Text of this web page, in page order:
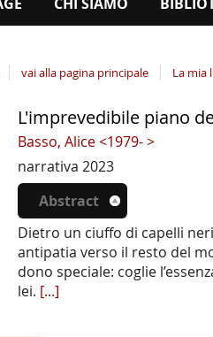
vai alla pagina principale La mia
L'imprevedibile piano
Basso, Alice <1979- >
narrativa 2023
Abstract
Dietro un ciuffo di capelli
antipatia verso il resto del
dono speciale: coglie
lei. [...]